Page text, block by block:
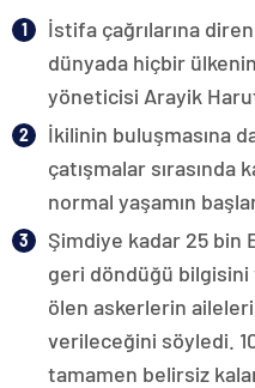
İstifa çağrılarına
dünyada hiçbir ülkenin
yöneticisi Arayik
İkilinin buluşmasına
çatışmalar sırasında
normal yaşamın
Şimdiye kadar 25 bin
geri döndüğü
ölen askerlerin
verileceğini söyledi.
tamamen belirsiz